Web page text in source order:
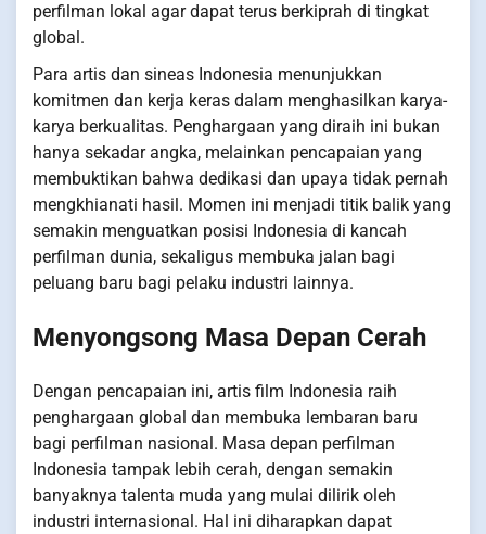
perfilman lokal agar dapat terus berkiprah di tingkat
global.
Para artis dan sineas Indonesia menunjukkan
komitmen dan kerja keras dalam menghasilkan karya-
karya berkualitas. Penghargaan yang diraih ini bukan
hanya sekadar angka, melainkan pencapaian yang
membuktikan bahwa dedikasi dan upaya tidak pernah
mengkhianati hasil. Momen ini menjadi titik balik yang
semakin menguatkan posisi Indonesia di kancah
perfilman dunia, sekaligus membuka jalan bagi
peluang baru bagi pelaku industri lainnya.
Menyongsong Masa Depan Cerah
Dengan pencapaian ini, artis film Indonesia raih
penghargaan global dan membuka lembaran baru
bagi perfilman nasional. Masa depan perfilman
Indonesia tampak lebih cerah, dengan semakin
banyaknya talenta muda yang mulai dilirik oleh
industri internasional. Hal ini diharapkan dapat